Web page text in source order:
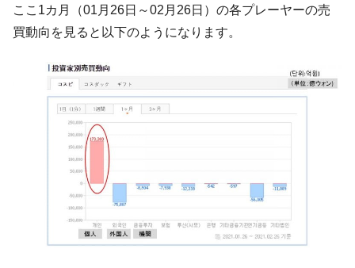
『Money1』
韓国ボンクラ政策室長･金容範、株価暴落に
業績「史上最高益」当期純利益は前年同期比13.4倍に。
Fact1
日本の誇る海洋資源調査船『白嶺』は先進技術の
夏の甲子園、優勝校を最も多く輩出している都道
府県とは？
今話題の「楽天ライオンズ」とは？
奇跡の毛色「白毛馬」とは？
全て勝つといくら？ 競馬GI競走で勝利騎手がもら
える賞金とは？
ここ1カ月（01月26日～02月26日）の各プレーヤーの売
買動向を見ると以下のようになります。